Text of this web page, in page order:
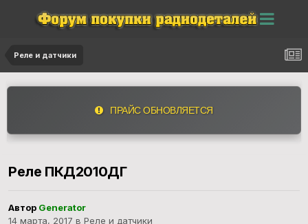
Реле и датчики
ПРАЙС ОБНОВЛЯЕТСЯ
Реле ПКД2010ДГ
Автор Generator
14 марта, 2017 в Реле и датчики